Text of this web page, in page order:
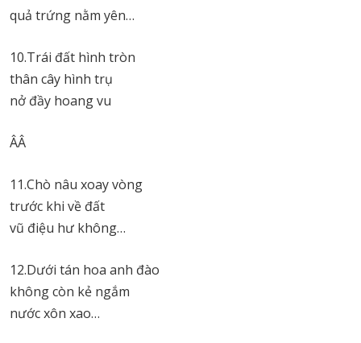
quả trứng nằm yên…
10.Trái đất hình tròn
thân cây hình trụ
nở đầy hoang vu
ÂÂ
11.Chò nâu xoay vòng
trước khi về đất
vũ điệu hư không…
12.Dưới tán hoa anh đào
không còn kẻ ngắm
nước xôn xao…